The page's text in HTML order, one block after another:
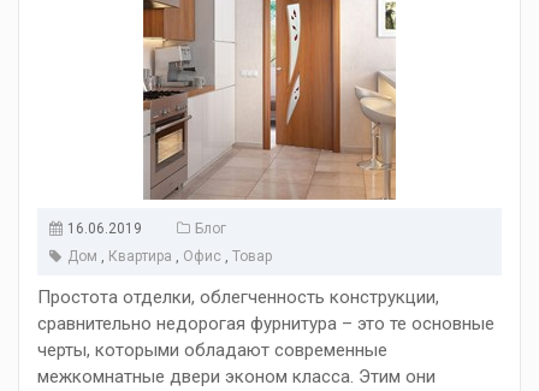
16.06.2019
Блог
Дом , Квартира , Офис , Товар
Простота отделки, облегченность конструкции,
сравнительно недорогая фурнитура – это те основные
черты, которыми обладают современные
межкомнатные двери эконом класса. Этим они